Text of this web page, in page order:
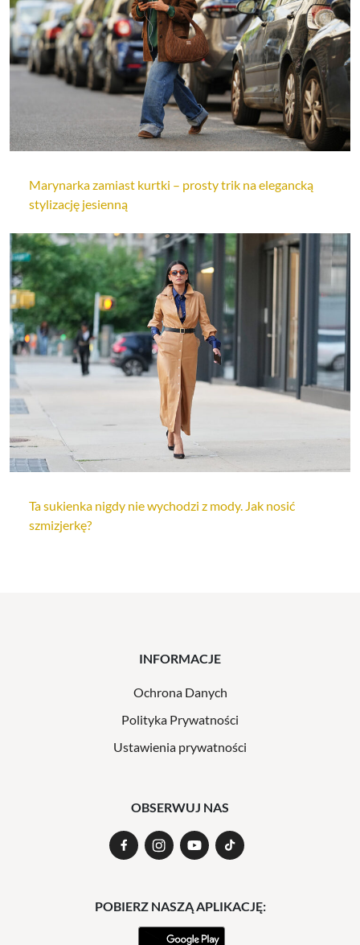
Marynarka zamiast kurtki – prosty trik na elegancką
stylizację jesienną
Ta sukienka nigdy nie wychodzi z mody. Jak nosić
szmizjerkę?
INFORMACJE
Ochrona Danych
Polityka Prywatności
Ustawienia prywatności
OBSERWUJ NAS
POBIERZ NASZĄ APLIKACJĘ: